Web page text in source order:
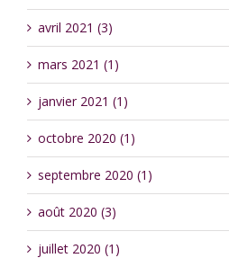
avril 2021 (3)
mars 2021 (1)
janvier 2021 (1)
octobre 2020 (1)
septembre 2020 (1)
août 2020 (3)
juillet 2020 (1)